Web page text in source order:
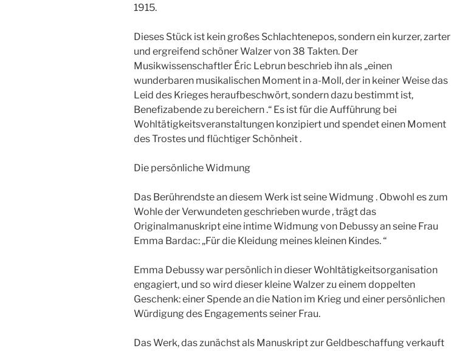
1915.
Dieses Stück ist kein großes Schlachtenepos, sondern ein kurzer, zarter
und ergreifend schöner Walzer von 38 Takten. Der
Musikwissenschaftler Éric Lebrun beschrieb ihn als „einen
wunderbaren musikalischen Moment in a-Moll, der in keiner Weise das
Leid des Krieges heraufbeschwört, sondern dazu bestimmt ist,
Benefizabende zu bereichern .“ Es ist für die Aufführung bei
Wohltätigkeitsveranstaltungen konzipiert und spendet einen Moment
des Trostes und flüchtiger Schönheit .
Die persönliche Widmung
Das Berührendste an diesem Werk ist seine Widmung . Obwohl es zum
Wohle der Verwundeten geschrieben wurde , trägt das
Originalmanuskript eine intime Widmung von Debussy an seine Frau
Emma Bardac: „Für die Kleidung meines kleinen Kindes. “
Emma Debussy war persönlich in dieser Wohltätigkeitsorganisation
engagiert, und so wird dieser kleine Walzer zu einem doppelten
Geschenk: einer Spende an die Nation im Krieg und einer persönlichen
Würdigung des Engagements seiner Frau.
Das Werk, das zunächst als Manuskript zur Geldbeschaffung verkauft